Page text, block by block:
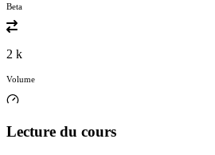
Beta
2 k
Volume
Lecture du cours